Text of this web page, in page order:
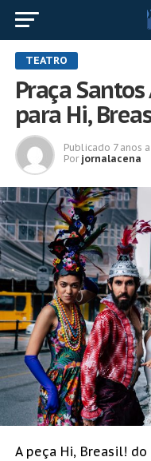
TEATRO
Praça
para Hi,
Publicado 7 anos
Por jornalacena
A peça Hi, Breasil!